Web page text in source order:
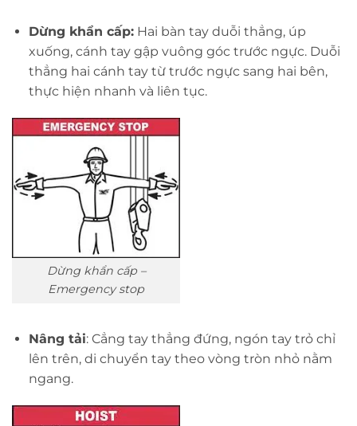
Dừng khẩn cấp:Hai bàn tay duỗi thẳng, úp
xuống, cánh tay gập vuông góc trước ngực. Duỗi
thẳng hai cánh tay từ trước ngực sang hai bên,
thực hiện nhanh và liên tục.
Dừng khẩn cấp –
Emergency stop
Nâng tải: Cẳng tay thẳng đứng, ngón tay trỏ chỉ
lên trên, di chuyển tay theo vòng tròn nhỏ nằm
ngang.